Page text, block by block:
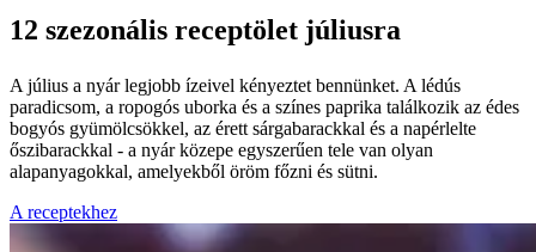
12 szezonális receptölet júliusra
A július a nyár legjobb ízeivel kényeztet bennünket. A lédús
paradicsom, a ropogós uborka és a színes paprika találkozik az édes
bogyós gyümölcsökkel, az érett sárgabarackkal és a napérlelte
őszibarackkal - a nyár közepe egyszerűen tele van olyan
alapanyagokkal, amelyekből öröm főzni és sütni.
A receptekhez